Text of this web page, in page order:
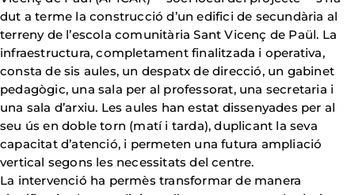
dut a terme la construcció d’un edifici de secundària al
terreny de l’escola comunitària Sant Vicenç de Paül. La
infraestructura, completament finalitzada i operativa,
consta de sis aules, un despatx de direcció, un gabinet
pedagògic, una sala per al professorat, una secretaria i
una sala d’arxiu. Les aules han estat dissenyades per al
seu ús en doble torn (matí i tarda), duplicant la seva
capacitat d’atenció, i permeten una futura ampliació
vertical segons les necessitats del centre.
La intervenció ha permès transformar de manera